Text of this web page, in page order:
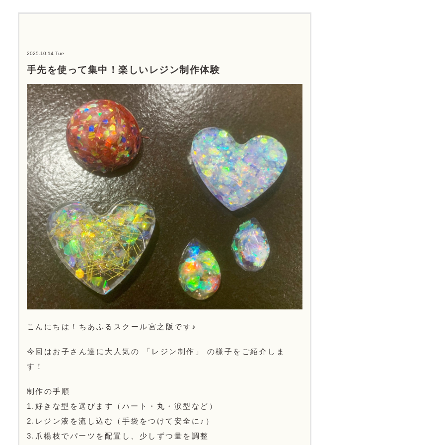
2025.10.14 Tue
手先を使って集中！楽しいレジン制作体験
こんにちは！ちあふるスクール宮之阪です♪
今回はお子さん達に大人気の 「レジン制作」 の様子をご紹介しま
す！
制作の手順
1.好きな型を選びます（ハート・丸・涙型など）
2.レジン液を流し込む（手袋をつけて安全に♪）
3.爪楊枝でパーツを配置し、少しずつ量を調整